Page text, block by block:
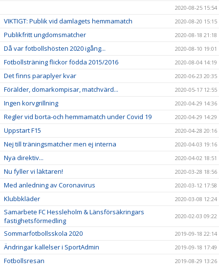
2020-08-25 15:54
VIKTIGT: Publik vid damlagets hemmamatch 2020-08-20 15:15
Publikfritt ungdomsmatcher 2020-08-18 21:18
Då var fotbollshösten 2020 igång... 2020-08-10 19:01
Fotbollsträning flickor födda 2015/2016 2020-08-04 14:19
Det finns paraplyer kvar 2020-06-23 20:35
Förälder, domarkompisar, matchvärd... 2020-05-17 12:55
Ingen korvgrillning 2020-04-29 14:36
Regler vid borta-och hemmamatch under Covid 19 2020-04-29 14:29
Uppstart F15 2020-04-28 20:16
Nej till träningsmatcher men ej interna 2020-04-03 19:16
Nya direktiv... 2020-04-02 18:51
Nu fyller vi läktaren! 2020-03-28 18:56
Med anledning av Coronavirus 2020-03-12 17:58
Klubbkläder 2020-03-08 12:24
Samarbete FC Hessleholm & Länsförsäkringars
fastighetsförmedling
2020-02-03 09:22
Sommarfotbollsskola 2020 2019-09-18 22:14
Ändringar kallelser i SportAdmin 2019-09-18 17:49
Fotbollsresan 2019-08-29 13:26